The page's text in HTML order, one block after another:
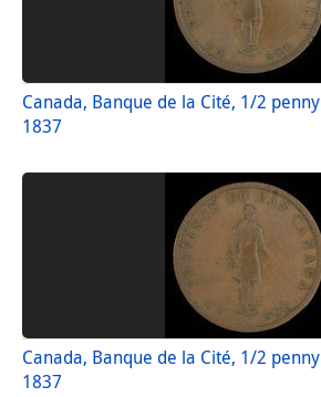
Canada, Banque de la Cité, 1/2 penny
1837
Canada, Banque de la Cité, 1/2 penny
1837